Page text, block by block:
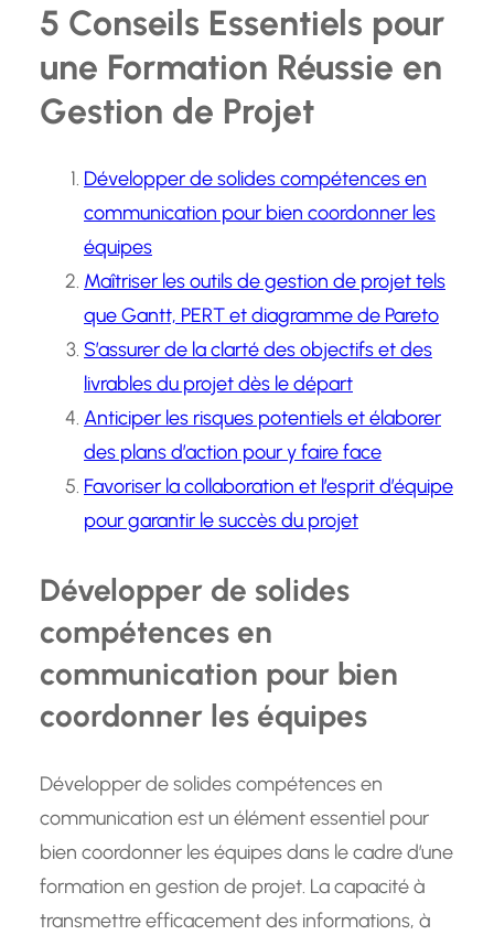
5 Conseils Essentiels pour
une Formation Réussie en
Gestion de Projet
Développer de solides compétences en
communication pour bien coordonner les
équipes
Maîtriser les outils de gestion de projet tels
que Gantt, PERT et diagramme de Pareto
S’assurer de la clarté des objectifs et des
livrables du projet dès le départ
Anticiper les risques potentiels et élaborer
des plans d’action pour y faire face
Favoriser la collaboration et l’esprit d’équipe
pour garantir le succès du projet
Développer de solides
compétences en
communication pour bien
coordonner les équipes
Développer de solides compétences en
communication est un élément essentiel pour
bien coordonner les équipes dans le cadre d’une
formation en gestion de projet. La capacité à
transmettre efficacement des informations, à